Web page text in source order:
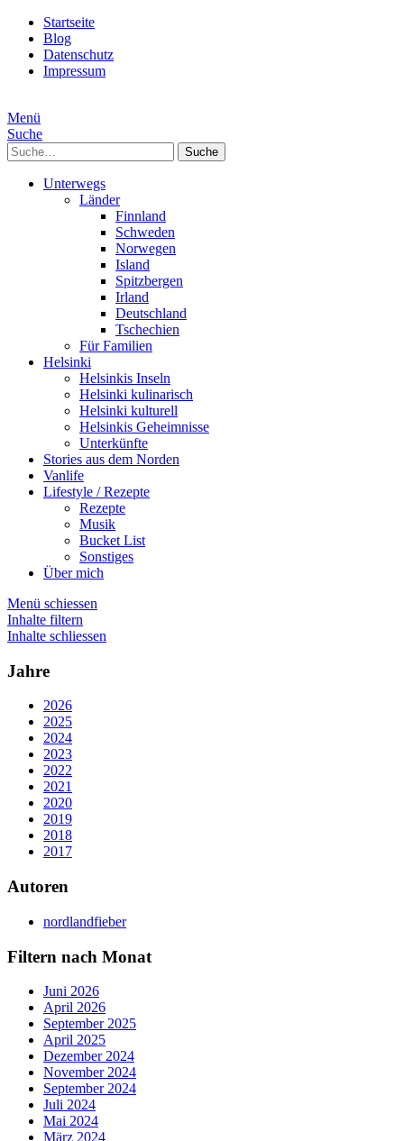
Startseite
Blog
Datenschutz
Impressum
Menü
Suche
Suche
Unterwegs
Länder
Finnland
Schweden
Norwegen
Island
Spitzbergen
Irland
Deutschland
Tschechien
Für Familien
Helsinki
Helsinkis Inseln
Helsinki kulinarisch
Helsinki kulturell
Helsinkis Geheimnisse
Unterkünfte
Stories aus dem Norden
Vanlife
Lifestyle / Rezepte
Rezepte
Musik
Bucket List
Sonstiges
Über mich
Menü schiessen
Inhalte filtern
Inhalte schliessen
Jahre
2026
2025
2024
2023
2022
2021
2020
2019
2018
2017
Autoren
nordlandfieber
Filtern nach Monat
Juni 2026
April 2026
September 2025
April 2025
Dezember 2024
November 2024
September 2024
Juli 2024
Mai 2024
März 2024